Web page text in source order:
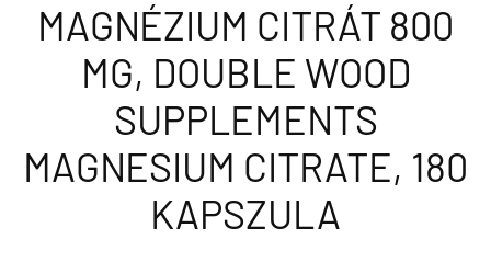
MAGNÉZIUM CITRÁT 800
MG, DOUBLE WOOD
SUPPLEMENTS
MAGNESIUM CITRATE, 180
KAPSZULA